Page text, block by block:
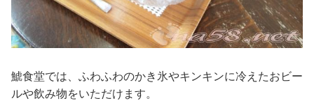
鯱食堂では、ふわふわのかき氷やキンキンに冷えたおビー
ルや飲み物をいただけます。